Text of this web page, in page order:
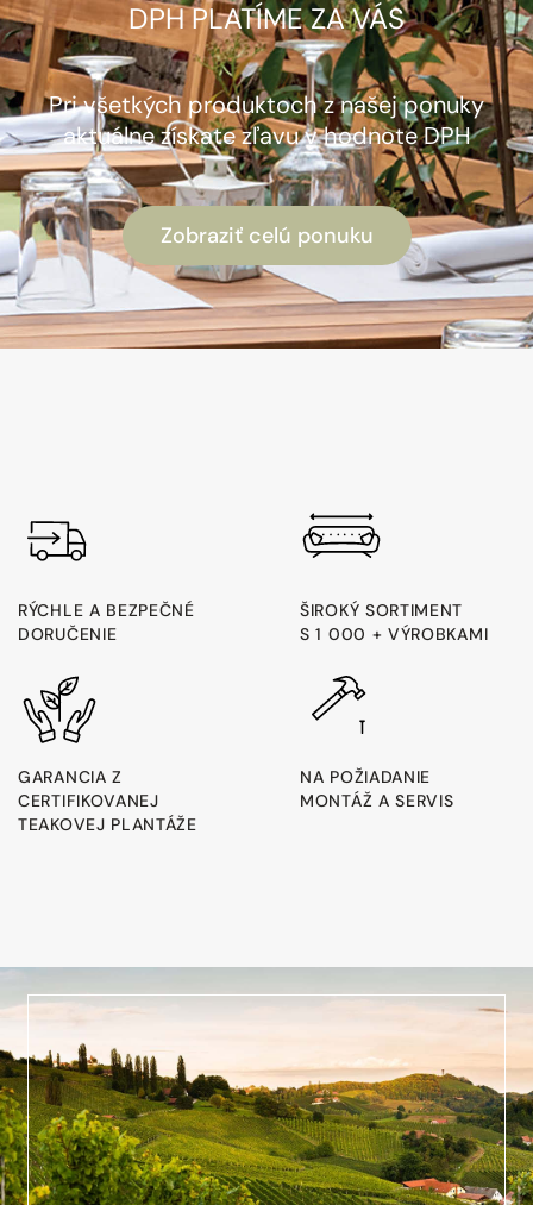
DPH PLATÍME ZA VÁS
Pri všetkých produktoch z našej ponuky
aktuálne získate zľavu v hodnote DPH
Zobraziť celú ponuku
RÝCHLE A BEZPEČNÉ
DORUČENIE
ŠIROKÝ SORTIMENT
S 1 000 + VÝROBKAMI
GARANCIA Z
CERTIFIKOVANEJ
TEAKOVEJ PLANTÁŽE
NA POŽIADANIE
MONTÁŽ A SERVIS